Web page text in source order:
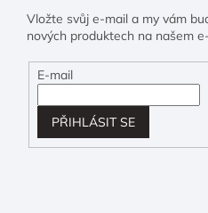
Vložte svůj e-mail a my vám
nových produktech na našem
E-mail
PŘIHLÁSIT SE